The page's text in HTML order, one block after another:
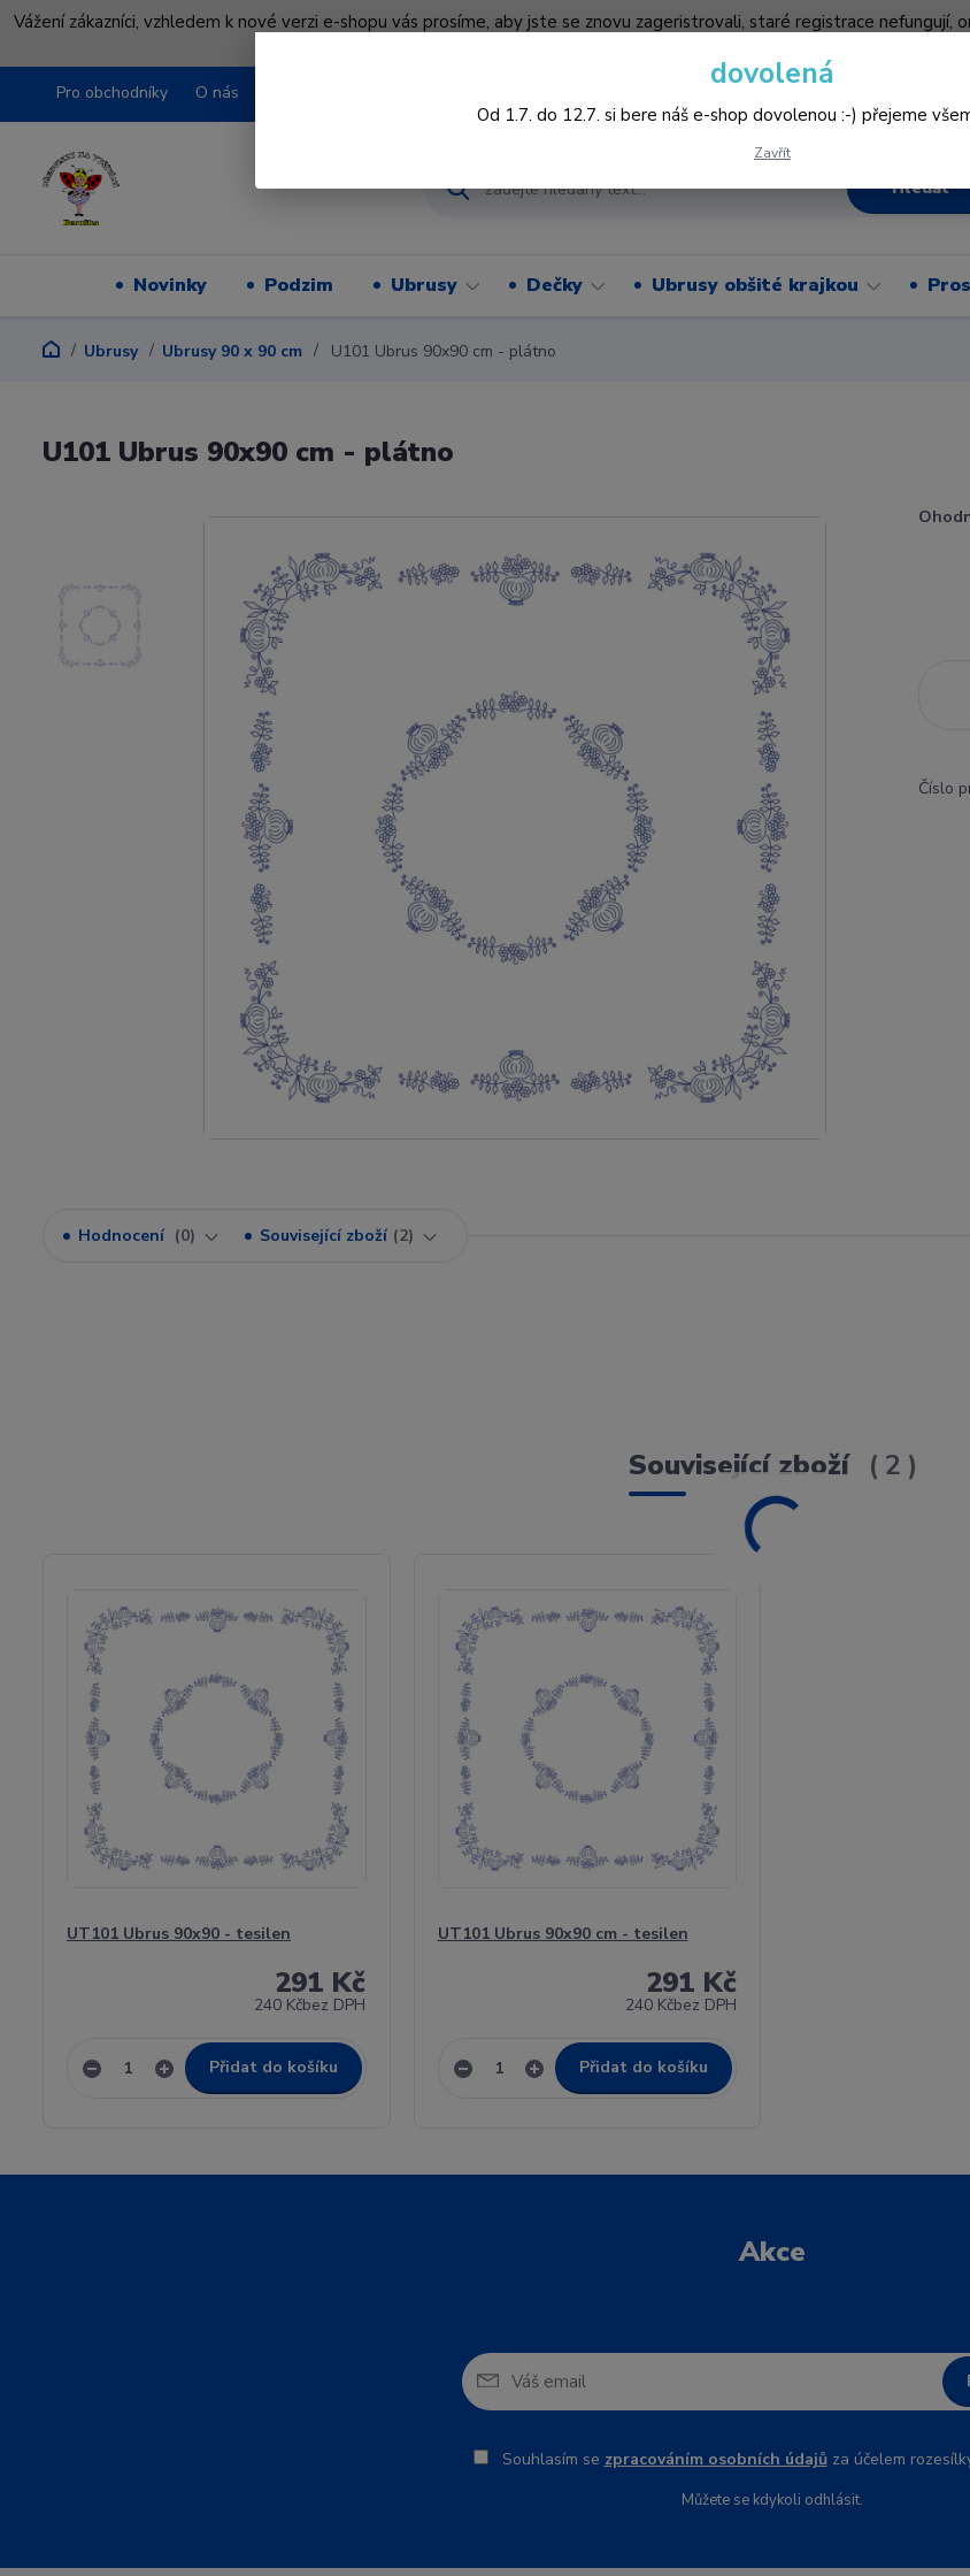
Vážení zákazníci, vzhledem k nové verzi e-shopu vás prosíme, aby jste se znovu zageristrovali, staré registrace
Pro obchodníky O nás
Hledat
Novinky Podzim Ubrusy Dečky Ubrusy obšité krajkou
Ubrusy Ubrusy 90 x 90 cm U101 Ubrus 90x90 cm - plátno
U101 Ubrus 90x90 cm - plátno
Číslo
Hodnocení 0 Související zboží 2
Související zboží 2
UT101 Ubrus 90x90 - tesilen
291 Kč
240 Kčbez DPH
Přidat do košíku
UT101 Ubrus 90x90 cm - tesilen
291 Kč
240 Kčbez DPH
Přidat do košíku
Akce
Souhlasím se zpracováním osobních údajůza účelem
Můžete se kdykoli odhlásit.
dovolená
Od 1.7. do 12.7. si bere náš e-shop dovolenou :-) přejeme
Zavřít